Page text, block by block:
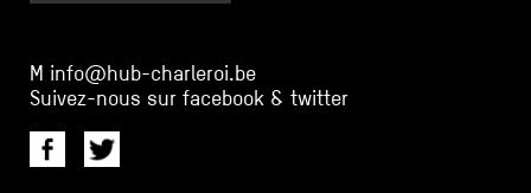
M info@hub-charleroi.be
Suivez-nous sur facebook & twitter